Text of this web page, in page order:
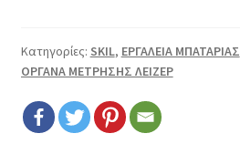
Επικοινωνία
Όροι χρήσης
Κατηγορίες: SKIL, ΕΡΓΑΛΕΙΑ ΜΠΑΤΑΡΙΑΣ
ΟΡΓΑΝΑ ΜΕΤΡΗΣΗΣ ΛΕΙΖΕΡ